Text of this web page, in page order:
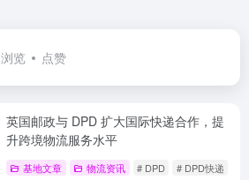
浏览 点赞
英国邮政与 DPD 扩大国际快递合作，提
升跨境物流服务水平
基地文章 物流资讯 # DPD # DPD快递